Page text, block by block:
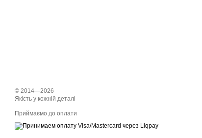
© 2014—2026
Якість у кожній деталі
Приймаємо до оплати